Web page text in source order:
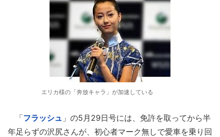
エリカ様の「奔放キャラ」が加速している
「フラッシュ 」の5月29日号には、免許を取ってから半
年足らずの沢尻さんが、初心者マーク無しで愛車を乗り回